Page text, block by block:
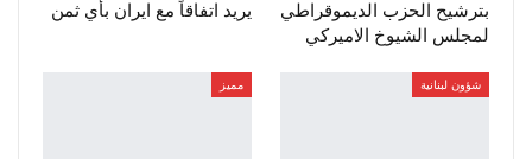
بترشيح الحزب الديموقراطي
لمجلس الشيوخ الاميركي
يريد اتفاقاً مع ايران بأي ثمن
شؤون لبنانية مميز